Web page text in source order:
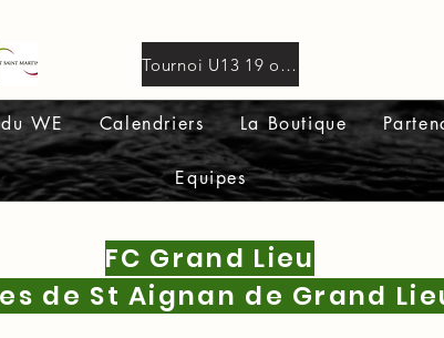
Tournoi U13 19 oct.2025 deux niveaux 16 equipes par niveau.pdf
WE Calendriers La Boutique
Equipes
FC Grand Lieu
de St Aignan de Grand